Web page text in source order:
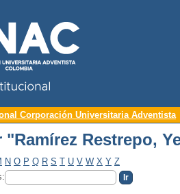
Restrepo,
Corporación Universitaria Adventista
Restrepo,
N O P Q R S T U V W X Y Z